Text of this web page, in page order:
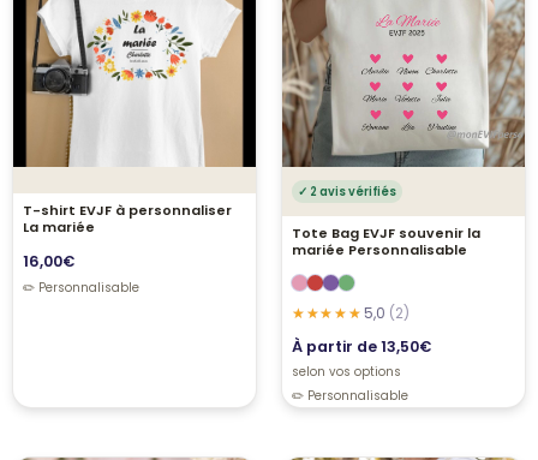
T-shirt EVJF à personnaliser
La mariée
16,00€
✓ 2 avis vérifiés
Tote Bag EVJF souvenir la
mariée Personnalisable
5,0 (2)
À partir de13,50€
selon vos options